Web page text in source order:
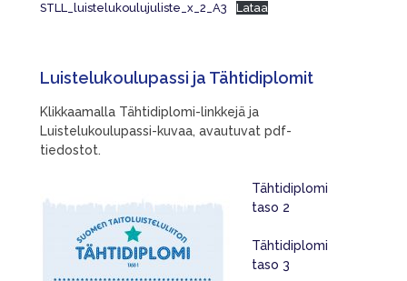
STLL_luistelukoulujuliste_x_2_A3
Lataa
Luistelukoulupassi ja Tähtidiplomit
Klikkaamalla Tähtidiplomi-linkkejä ja
Luistelukoulupassi-kuvaa, avautuvat pdf-
tiedostot.
Tähtidiplomi
taso 2
Tähtidiplomi
taso 3